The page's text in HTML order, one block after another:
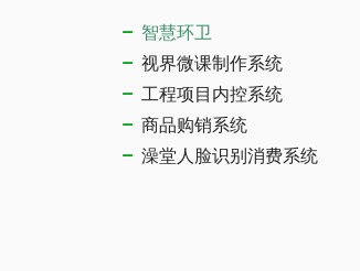
智慧环卫
视界微课制作系统
工程项目内控系统
商品购销系统
澡堂人脸识别消费系统